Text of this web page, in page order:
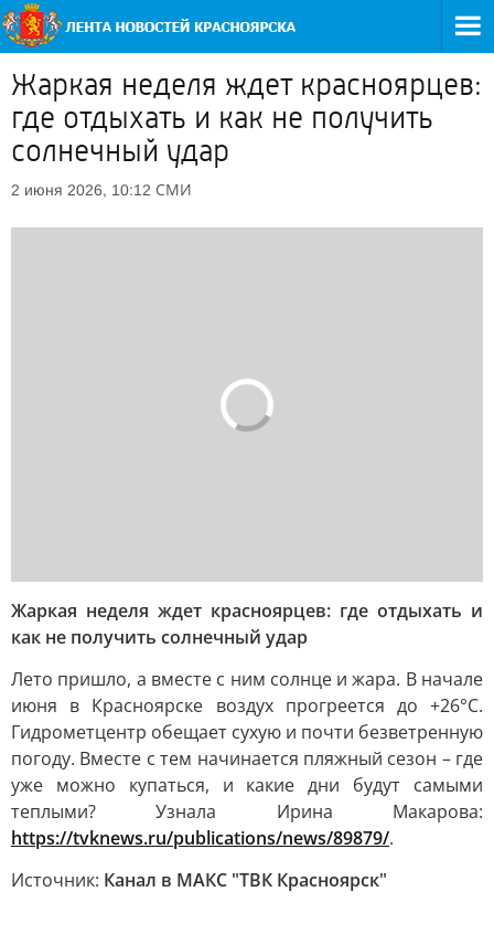
Жаркая неделя ждет красноярцев:
где отдыхать и как не получить
солнечный удар
2 июня 2026, 10:12 СМИ
Жаркая неделя ждет красноярцев: где отдыхать и
как не получить солнечный удар
Лето пришло, а вместе с ним солнце и жара. В начале
июня в Красноярске воздух прогреется до +26°C.
Гидрометцентр обещает сухую и почти безветренную
погоду. Вместе с тем начинается пляжный сезон – где
уже можно купаться, и какие дни будут самыми
теплыми? Узнала Ирина Макарова:
https://tvknews.ru/publications/news/89879/.
Источник: Канал в МАКС "ТВК Красноярск"